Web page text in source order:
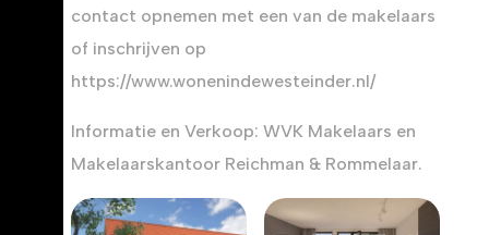
contact opnemen met een van de makelaars
of inschrijven op
https://www.wonenindewesteinder.nl/
Informatie en Verkoop: WVK Makelaars en
Makelaarskantoor Reichman & Rommelaar.